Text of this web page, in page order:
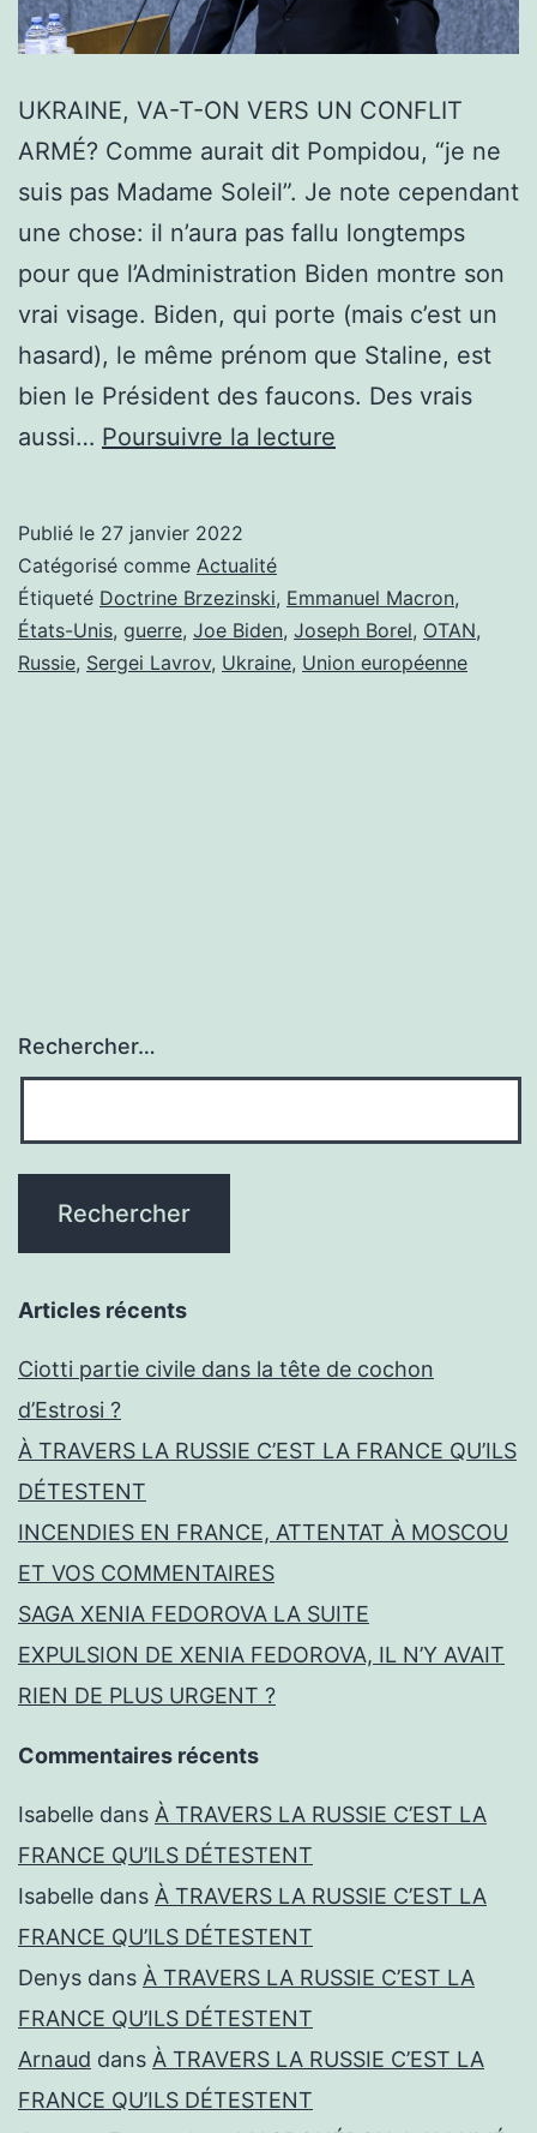
UKRAINE, VA-T-ON VERS UN CONFLIT
ARMÉ? Comme aurait dit Pompidou, “je ne
suis pas Madame Soleil”. Je note cependant
une chose: il n’aura pas fallu longtemps
pour que l’Administration Biden montre son
vrai visage. Biden, qui porte (mais c’est un
hasard), le même prénom que Staline, est
bien le Président des faucons. Des vrais
aussi… Poursuivre la lecture
VERS
UN
CONFLIT
Publié le 27 janvier 2022
Catégorisé comme Actualité
Étiqueté Doctrine Brzezinski, Emmanuel Macron,
États-Unis, guerre, Joe Biden, Joseph Borel, OTAN,
Russie, Sergei Lavrov, Ukraine, Union européenne
Rechercher…
Articles récents
Ciotti partie civile dans la tête de cochon
d’Estrosi ?
À TRAVERS LA RUSSIE C’EST LA FRANCE QU’ILS
DÉTESTENT
INCENDIES EN FRANCE, ATTENTAT À MOSCOU
ET VOS COMMENTAIRES
SAGA XENIA FEDOROVA LA SUITE
EXPULSION DE XENIA FEDOROVA, IL N’Y AVAIT
RIEN DE PLUS URGENT ?
Commentaires récents
Isabelle dans À TRAVERS LA RUSSIE C’EST LA
FRANCE QU’ILS DÉTESTENT
Isabelle dans À TRAVERS LA RUSSIE C’EST LA
FRANCE QU’ILS DÉTESTENT
Denys dans À TRAVERS LA RUSSIE C’EST LA
FRANCE QU’ILS DÉTESTENT
Arnaud dans À TRAVERS LA RUSSIE C’EST LA
FRANCE QU’ILS DÉTESTENT